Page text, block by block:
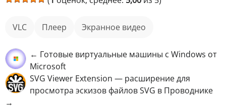
VLC плеер экранное видео
← Готовые виртуальные машины с Windows от
Microsoft
SVG Viewer Extension — расширение для
просмотра эскизов файлов SVG в Проводнике
→